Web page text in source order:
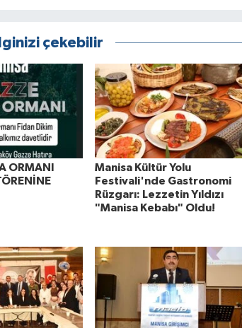
çekebilir
ORMANI
Manisa Kültür Yolu
Festivali'nde Gastronomi
Rüzgarı: Lezzetin Yıldızı
"Manisa Kebabı" Oldu!